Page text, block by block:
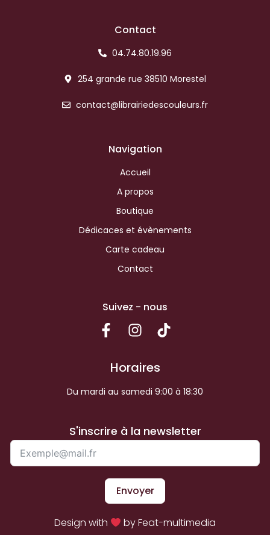
Contact
04.74.80.19.96
254 grande rue 38510 Morestel
contact@librairiedescouleurs.fr
Navigation
Accueil
A propos
Boutique
Dédicaces et évènements
Carte cadeau
Contact
Suivez - nous
Horaires
Du mardi au samedi 9:00 à 18:30
S'inscrire à la newsletter
Envoyer
Design with by Feat-multimedia